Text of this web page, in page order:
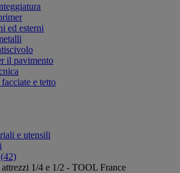
ed esterni
il pavimento
e tetto
e utensili
(42)
attrezzi 1/4 e 1/2 - TOOL France